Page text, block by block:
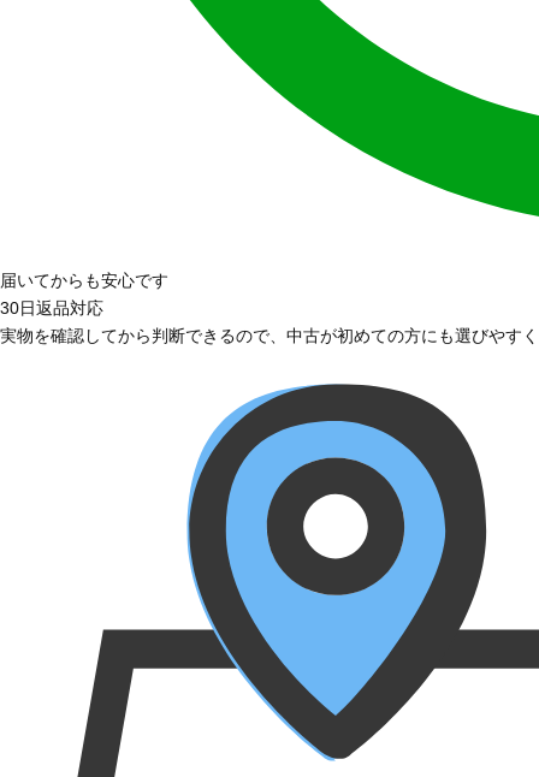
届いてからも安心です
30日返品対応
実物を確認してから判断できるので、中古が初めての方にも選びやす